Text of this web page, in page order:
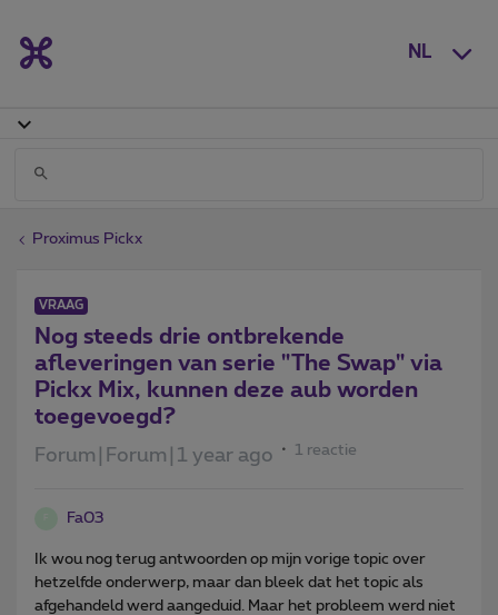
NL
Proximus Pickx
VRAAG
Nog steeds drie ontbrekende
afleveringen van serie "The Swap" via
Pickx Mix, kunnen deze aub worden
toegevoegd?
Forum|Forum|1 year ago 1 reactie
Fa03
Ik wou nog terug antwoorden op mijn vorige topic over
hetzelfde onderwerp, maar dan bleek dat het topic als
afgehandeld werd aangeduid. Maar het probleem werd niet